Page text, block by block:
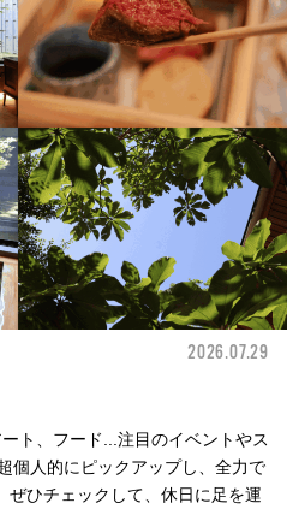
2026.07.29
ト、フード...注目のイベントやス
個人的にピックアップし、全力で
ぜひチェックして、休日に足を運